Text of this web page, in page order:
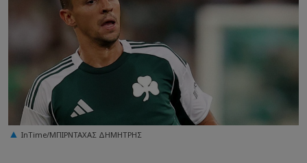
InTime/ΜΠΙΡΝΤΑΧΑΣ ΔΗΜΗΤΡΗΣ